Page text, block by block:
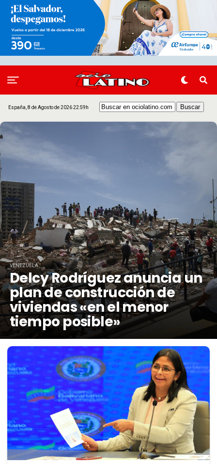
España, 8 de Agosto de 2026 22:59h
VENEZUELA
Delcy Rodríguez anuncia un
plan de construcción de
viviendas «en el menor
tiempo posible»